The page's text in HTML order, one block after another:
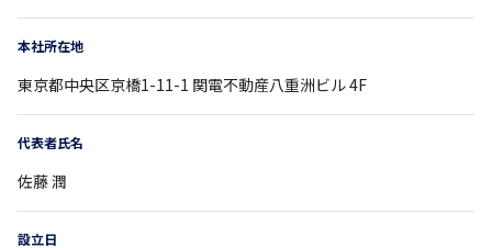
本社所在地
東京都中央区京橋1-11-1 関電不動産八重洲ビル 4F
代表者氏名
佐藤 潤
設立日